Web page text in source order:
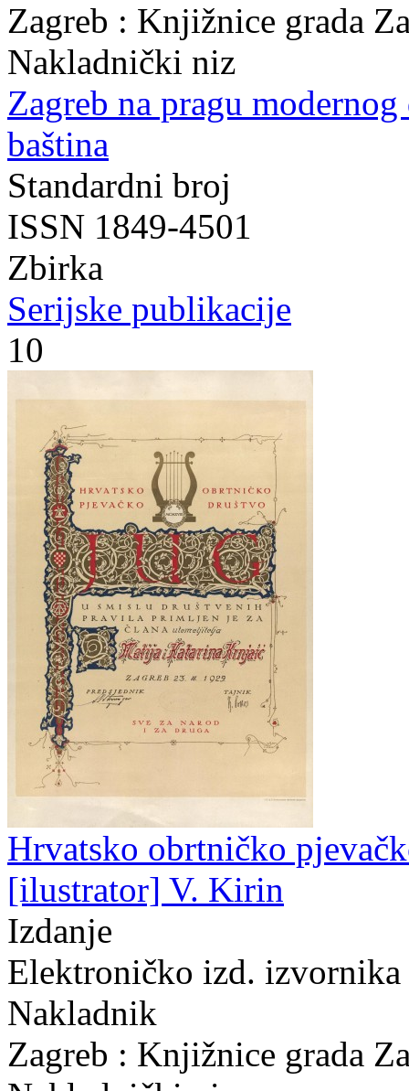
Zagreb : Knjižnice grada
Nakladnički niz
Zagreb na pragu modernog
baština
Standardni broj
ISSN 1849-4501
Zbirka
Serijske publikacije
10
Hrvatsko obrtničko
[ilustrator] V. Kirin
Izdanje
Elektroničko izd. izvornika
Nakladnik
Zagreb : Knjižnice grada